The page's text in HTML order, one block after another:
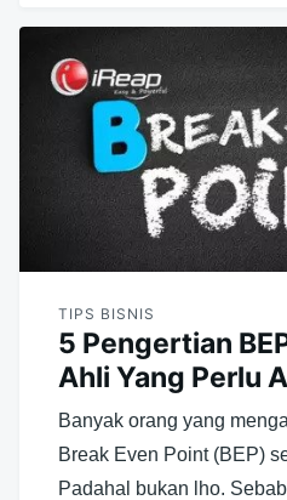
TIPS BISNIS
5 Pengertian
Ahli Yang Perlu
Banyak orang yang
Break Even Point (BEP)
Padahal bukan lho.